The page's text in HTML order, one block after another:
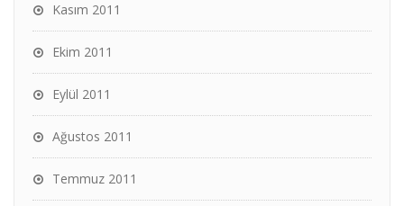
Kasım 2011
Ekim 2011
Eylül 2011
Ağustos 2011
Temmuz 2011